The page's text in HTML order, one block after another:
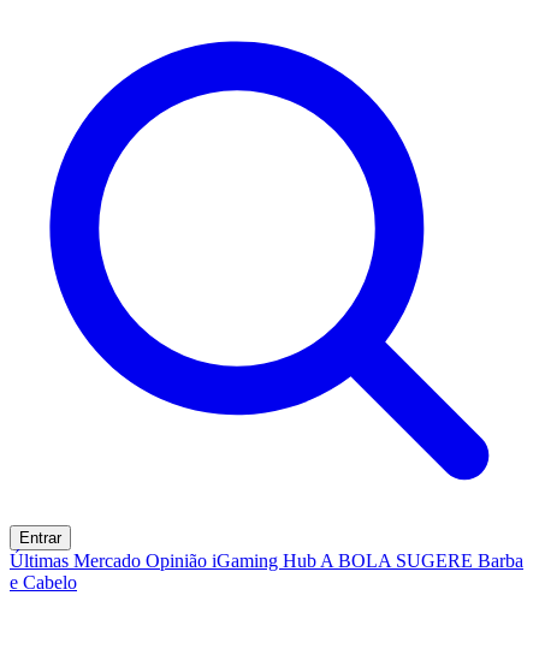
Entrar
Últimas Mercado Opinião iGaming Hub A BOLA SUGERE Barba
e Cabelo